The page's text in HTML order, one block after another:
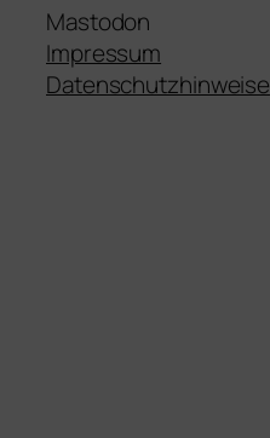
Mastodon
Impressum
Datenschutzhinweise